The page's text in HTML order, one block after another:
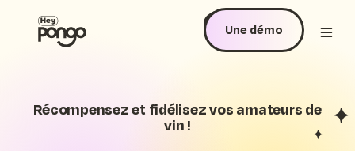
Une démo
Récompensez et fidélisez vos amateurs de
vin !